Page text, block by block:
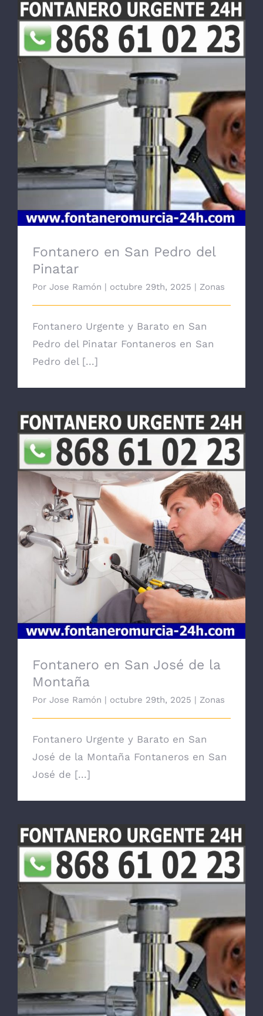
Fontanero en San Pedro del Pinatar
Fontanero en San Pedro del
Pinatar
Por Jose Ramón | octubre 29th, 2025 | Zonas
Fontanero Urgente y Barato en San
Pedro del Pinatar Fontaneros en San
Pedro del [...]
Fontanero en San José de la Montaña
Fontanero en San José de la
Montaña
Por Jose Ramón | octubre 29th, 2025 | Zonas
Fontanero Urgente y Barato en San
José de la Montaña Fontaneros en San
José de [...]
Fontanero en San José de la Vega